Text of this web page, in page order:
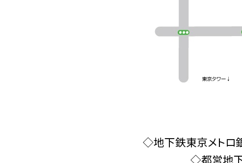
◇地下鉄東京メトロ
◇都営地